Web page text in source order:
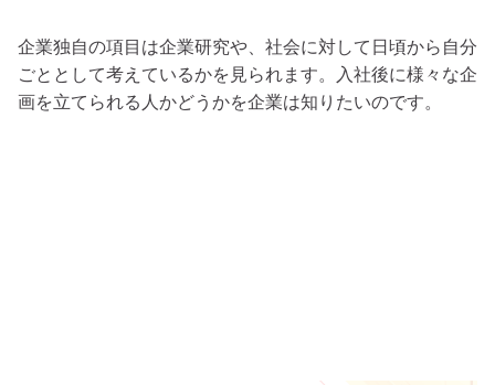
企業独自の項目は企業研究や、社会に対して日頃から自分
ごととして考えているかを見られます。入社後に様々な企
画を立てられる人かどうかを企業は知りたいのです。